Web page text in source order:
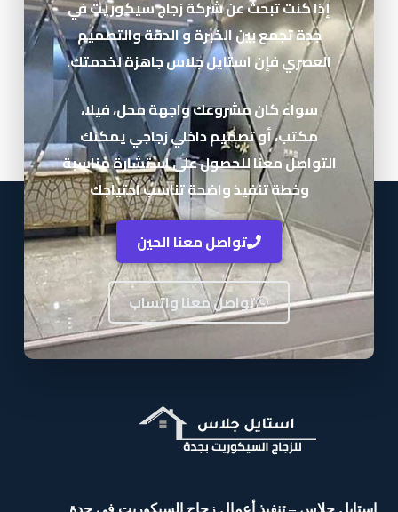
إذا كنت تبحث عن شركة زجاج سيكوريت في
جدة تجمع بين الخبرة و الدقة والتصميم
العصري فإن استايل جلاس جاهزة لخدمتك.
سواء كان مشروعك واجهة محل، فيلا،
مكتب، أو تصميم داخلي زجاجي يمكنك
التواصل معنا للحصول على استشارة مناسبة
وخطة تنفيذ واضحة تناسب احتياجك
تواصل معنا الحين
تواصل معنا واتساب